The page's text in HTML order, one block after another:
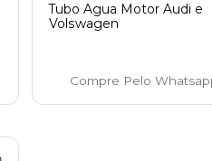
Tubo Agua Motor Audi e
Volswagen
Compre Pelo